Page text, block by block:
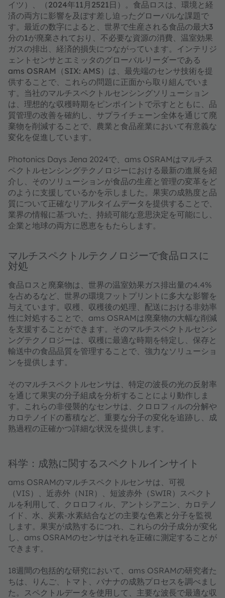
イツ）、（2024年11月2521日）。食品ロスは、環境と経
済の両方に影響を及ぼす差し迫ったグローバルな課題で
す。最近の数字によると、世界で生産される食品の最大3
分の1が廃棄されており、不必要な資源の消費、温室効果
ガスの排出、経済的損失につながっています。インテリジ
ェントセンサとエミッタのグローバルリーダーである
ams OSRAM（SIX: AMS）は、最先端のセンサ技術を提
供することで、これらの問題に正面から取り組んでいま
す。当社のマルチスペクトルセンシングソリューション
は、理想的な収穫時期をピンポイントで示すとともに、品
質管理の改善を確約し、サプライチェーン全体を通じて廃
棄物を削減することで、農業と食品産業において有意義な
変化を促進しています。
Photonics Days Jena 2024で、ams OSRAMはマルチス
ペクトルセンシングテクノロジーにおける最新の進展を紹
介し、そのソリューションが食品の生産と管理の変革をど
のように支援しているかを示しました。果実の成熟度と品
質について正確なリアルタイムデータを提供することで、
業界の情報に基づいた、持続可能な意思決定を可能にし、
企業と地球の両方に恩恵をもたらします。
マルチスペクトルテクノロジーで食品ロスに
対処
食品ロスと廃棄物は、世界の温室効果ガス排出量の4.4%
を占めるなど、世界の環境フットプリントに多大な影響を
与えています。収穫、収穫後の処理、配送における非効率
性に対処することで、ams OSRAMは廃棄物の大幅な削減
を支援することができます。そのマルチスペクトルセンシ
ングテクノロジーは、収穫に最適な時期を特定し、保存と
輸送中の食品品質を管理することで、強力なソリューショ
ンを提供します。
そのマルチスペクトルセンサは、特定の波長の光の反射率
を通じて果実の分子組成を分析することにより動作しま
す。これらの非侵襲的なセンサは、クロロフィルの分解や
カロテノイドの蓄積など、重要な分子の変化を追跡し、成
熟過程の正確かつ詳細な状況を提供します。
科学：成熟に関するスペクトルインサイト
ams OSRAMのマルチスペクトルセンサは、可視
（VIS）、近赤外（NIR）、短波赤外（SWIR）スペクト
ルを利用して、クロロフィル、アントシアニン、カロテノ
イド、水、炭素-水素結合などの主要な色素と分子を監視
します。果実が成熟するにつれ、これらの分子成分が変化
し、ams OSRAMのセンサはそれを正確に測定することが
できます。
18週間の包括的な研究において、ams OSRAMの研究者た
ちは、りんご、トマト、バナナの成熟プロセスを調べまし
た。スペクトルデータを使用して、主要な波長で最適な収